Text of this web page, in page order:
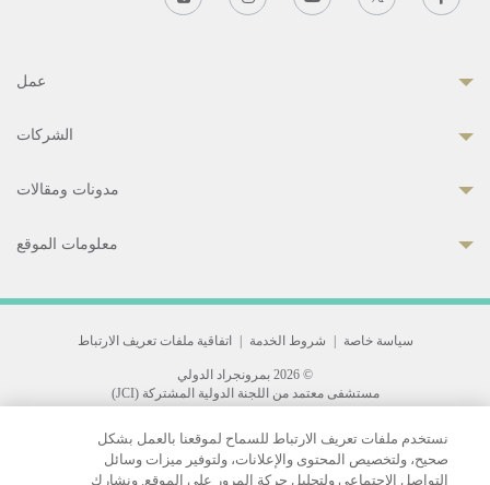
عمل
الشركات
مدونات ومقالات
معلومات الموقع
سياسة خاصة شروط الخدمة اتفاقية ملفات تعريف الارتباط
© 2026 بمرونجراد الدولي
مستشفى معتمد من اللجنة الدولية المشتركة (JCI)
33 Sukhumvit 3, Wattana, Bangkok 10110 Thailand.
All rights reserved.
نستخدم ملفات تعريف الارتباط للسماح لموقعنا بالعمل بشكل
صحيح، ولتخصيص المحتوى والإعلانات، ولتوفير ميزات وسائل
التواصل الاجتماعي ولتحليل حركة المرور على الموقع. ونشارك